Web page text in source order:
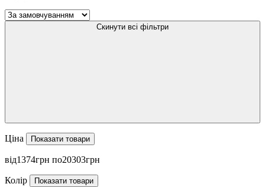
Скинути всі фільтри
Ціна Показати товари
1374 20303
Колір Показати товари